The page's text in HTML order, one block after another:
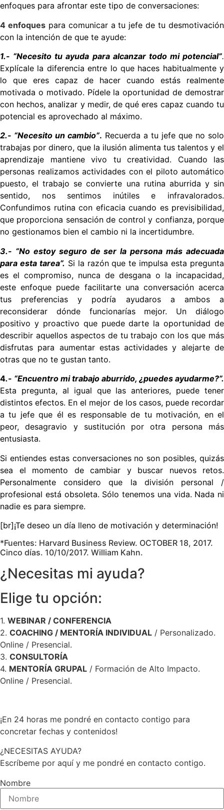
enfoques para afrontar este tipo de conversaciones:
4 enfoquespara comunicar a tu jefe de tu desmotivación
con la intención de que te ayude:
1.- “Necesito tu ayuda para alcanzar todo mi potencial”.
Explícale la diferencia entre lo que haces habitualmente y
lo que eres capaz de hacer cuando estás realmente
motivada o motivado. Pídele la oportunidad de demostrar
con hechos, analizar y medir, de qué eres capaz cuando tu
potencial es aprovechado al máximo.
2.- “Necesito un cambio”. Recuerda a tu jefe que no solo
trabajas por dinero, que la ilusión alimenta tus talentos y el
aprendizaje mantiene vivo tu creatividad. Cuando las
personas realizamos actividades con el piloto automático
puesto, el trabajo se convierte una rutina aburrida y sin
sentido, nos sentimos inútiles e infravalorados.
Confundimos rutina con eficacia cuando es previsibilidad,
que proporciona sensación de control y confianza, porque
no gestionamos bien el cambio ni la incertidumbre.
3.- “No estoy seguro de ser la persona más adecuada
para esta tarea”. Si la razón que te impulsa esta pregunta
es el compromiso, nunca de desgana o la incapacidad,
este enfoque puede facilitarte una conversación acerca
tus preferencias y podría ayudaros a ambos a
reconsiderar dónde funcionarías mejor. Un diálogo
positivo y proactivo que puede darte la oportunidad de
describir aquellos aspectos de tu trabajo con los que más
disfrutas para aumentar estas actividades y alejarte de
otras que no te gustan tanto.
4.- “Encuentro mi trabajo aburrido, ¿puedes ayudarme?”.
Esta pregunta, al igual que las anteriores, puede tener
distintos efectos. En el mejor de los casos, puede recordar
a tu jefe que él es responsable de tu motivación, en el
peor, desagravio y sustitución por otra persona más
entusiasta.
Si entiendes estas conversaciones no son posibles, quizás
sea el momento de cambiar y buscar nuevos retos.
Personalmente considero que la división personal /
profesional está obsoleta. Sólo tenemos una vida. Nada ni
nadie es para siempre.
[br]¡Te deseo un día lleno de motivación y determinación!
*Fuentes: Harvard Business Review. OCTOBER 18, 2017.
Cinco días. 10/10/2017. William Kahn.
¿Necesitas mi ayuda?
Elige tu opción:
1. WEBINAR / CONFERENCIA
2. COACHING / MENTORÍA INDIVIDUAL / Personalizado.
Online / Presencial.
3. CONSULTORÍA
4. MENTORÍA GRUPAL / Formación de Alto Impacto.
Online / Presencial.
¡En 24 horas me pondré en contacto contigo para
concretar fechas y contenidos!
¿NECESITAS AYUDA?
Escríbeme por aquí y me pondré en contacto contigo.
Nombre